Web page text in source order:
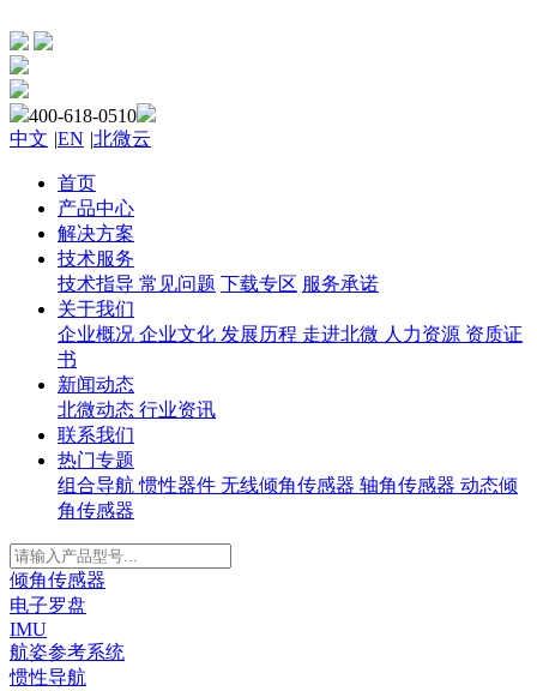
400-618-0510
中文 |EN |北微云
首页
产品中心
解决方案
技术服务
技术指导 常见问题 下载专区 服务承诺
关于我们
企业概况 企业文化 发展历程 走进北微 人力资源 资质证
书
新闻动态
北微动态 行业资讯
联系我们
热门专题
组合导航 惯性器件 无线倾角传感器 轴角传感器 动态倾
角传感器
倾角传感器
电子罗盘
IMU
航姿参考系统
惯性导航